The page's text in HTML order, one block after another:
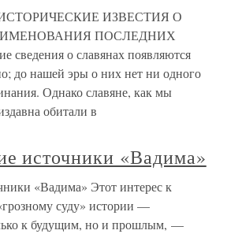
ИЗВЕСТИЯ О
ПОСЛЕДНИХ
сведения о славянах появляются
до нашей эры о них нет ни одного
Однако славяне, как мы
обитали в
источники «Вадима»
«Вадима» Этот интерес к
суду» истории —
к будущим, но и прошлым, —